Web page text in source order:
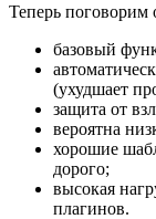
Теперь поговорим
базовый
(ухудшает
защита от
вероятна
хорошие
дорого;
высокая
плагинов.